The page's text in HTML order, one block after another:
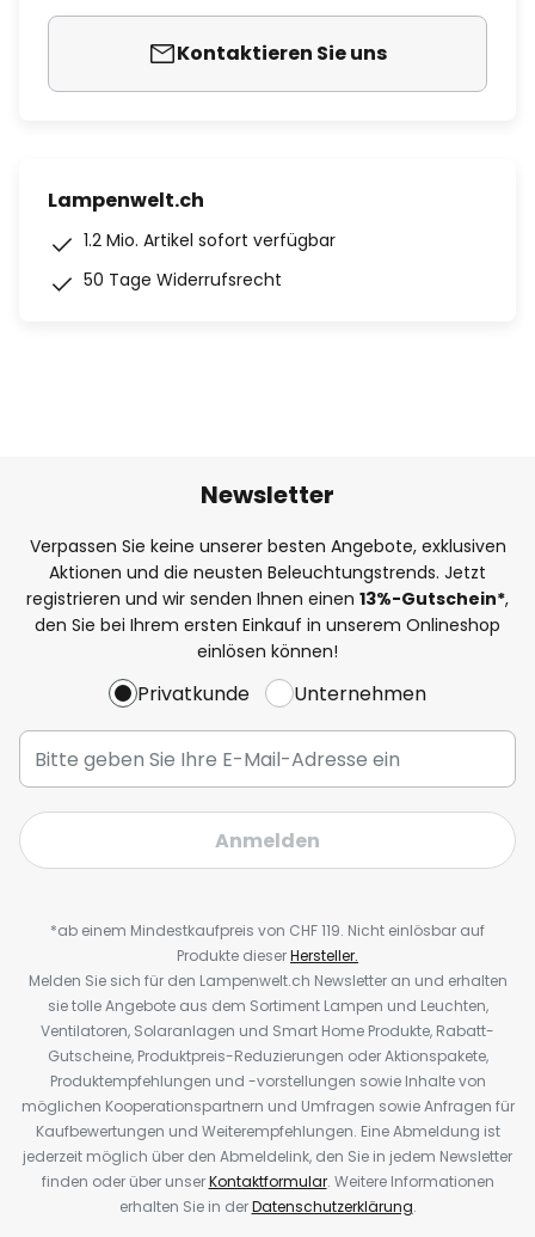
Kontaktieren Sie uns
Lampenwelt.ch
1.2 Mio. Artikel sofort verfügbar
50 Tage Widerrufsrecht
Newsletter
Verpassen Sie keine unserer besten Angebote, exklusiven
Aktionen und die neusten Beleuchtungstrends. Jetzt
registrieren und wir senden Ihnen einen 13%-Gutschein*,
den Sie bei Ihrem ersten Einkauf in unserem Onlineshop
einlösen können!
Privatkunde Unternehmen
Anmelden
*ab einem Mindestkaufpreis von CHF 119. Nicht einlösbar auf
Produkte dieserHersteller.
Melden Sie sich für den Lampenwelt.ch Newsletter an und erhalten
sie tolle Angebote aus dem Sortiment Lampen und Leuchten,
Ventilatoren, Solaranlagen und Smart Home Produkte, Rabatt-
Gutscheine, Produktpreis-Reduzierungen oder Aktionspakete,
Produktempfehlungen und -vorstellungen sowie Inhalte von
möglichen Kooperationspartnern und Umfragen sowie Anfragen für
Kaufbewertungen und Weiterempfehlungen. Eine Abmeldung ist
jederzeit möglich über den Abmeldelink, den Sie in jedem Newsletter
finden oder über unserKontaktformular. Weitere Informationen
erhalten Sie in derDatenschutzerklärung.